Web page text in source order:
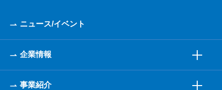
ニュース/イベント
企業情報
事業紹介